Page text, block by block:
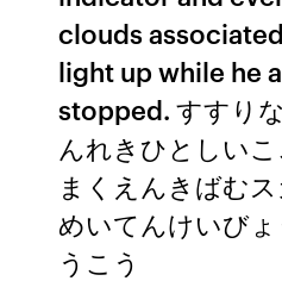
clouds
light up while he
stopped. すすり
んれきひとしい
まくえんきばむ
めいてんけいび
うこう